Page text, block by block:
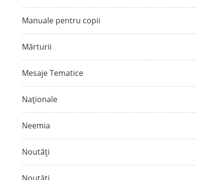
Manuale pentru copii
Mărturii
Mesaje Tematice
Naționale
Neemia
Noutăți
Noutăți